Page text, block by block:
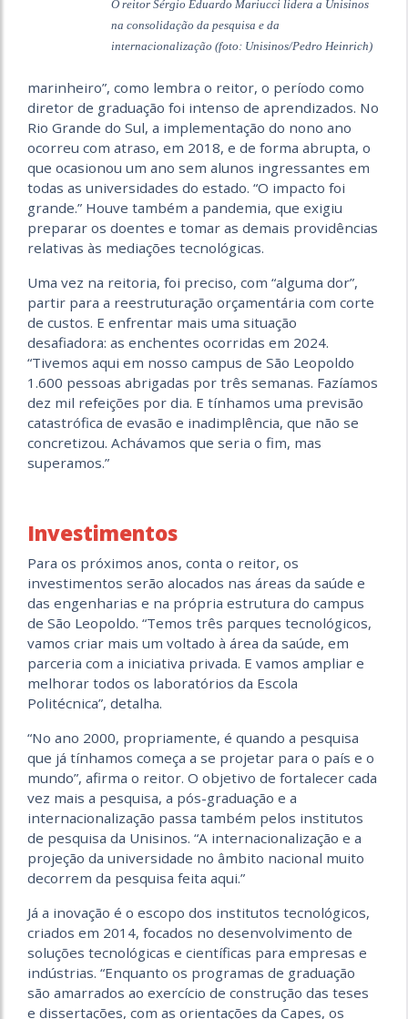
O reitor Sérgio Eduardo Mariucci lidera a Unisinos
na consolidação da pesquisa e da
internacionalização (foto: Unisinos/Pedro Heinrich)
marinheiro”, como lembra o reitor, o período como
diretor de graduação foi intenso de aprendizados. No
Rio Grande do Sul, a implementação do nono ano
ocorreu com atraso, em 2018, e de forma abrupta, o
que ocasionou um ano sem alunos ingressantes em
todas as universidades do estado. “O impacto foi
grande.” Houve também a pandemia, que exigiu
preparar os doentes e tomar as demais providências
relativas às mediações tecnológicas.
Uma vez na reitoria, foi preciso, com “alguma dor”,
partir para a reestruturação orçamentária com corte
de custos. E enfrentar mais uma situação
desafiadora: as enchentes ocorridas em 2024.
“Tivemos aqui em nosso campus de São Leopoldo
1.600 pessoas abrigadas por três semanas. Fazíamos
dez mil refeições por dia. E tínhamos uma previsão
catastrófica de evasão e inadimplência, que não se
concretizou. Achávamos que seria o fim, mas
superamos.”
Investimentos
Para os próximos anos, conta o reitor, os
investimentos serão alocados nas áreas da saúde e
das engenharias e na própria estrutura do campus
de São Leopoldo. “Temos três parques tecnológicos,
vamos criar mais um voltado à área da saúde, em
parceria com a iniciativa privada. E vamos ampliar e
melhorar todos os laboratórios da Escola
Politécnica”, detalha.
“No ano 2000, propriamente, é quando a pesquisa
que já tínhamos começa a se projetar para o país e o
mundo”, afirma o reitor. O objetivo de fortalecer cada
vez mais a pesquisa, a pós-graduação e a
internacionalização passa também pelos institutos
de pesquisa da Unisinos. “A internacionalização e a
projeção da universidade no âmbito nacional muito
decorrem da pesquisa feita aqui.”
Já a inovação é o escopo dos institutos tecnológicos,
criados em 2014, focados no desenvolvimento de
soluções tecnológicas e científicas para empresas e
indústrias. “Enquanto os programas de graduação
são amarrados ao exercício de construção das teses
e dissertações, com as orientações da Capes, os